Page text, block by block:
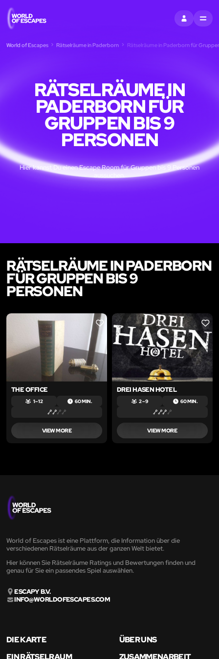
EINTRAGEN
MENU
World of Escapes Rätselräume in Paderborn Rätselräume in Paderborn für
RÄTSELRÄUME IN
PADERBORN FÜR
GRUPPEN BIS 9
PERSONEN
Hier kannst Du einen Escape Room für Gruppen bis 9 Personen
RÄTSELRÄUME IN PADERBORN
FÜR GRUPPEN BIS 9
PERSONEN
LIKE
THE OFFICE
1 – 12 60 MIN.
VIEW MORE
LIKE
DREI HASEN HOTEL
2 – 9 60 MIN.
VIEW MORE
World of Escapes ist eine Plattform, die Information über die
verschiedenen Rätselräume aus der ganzen Welt bietet.
Hier können Sie Rätselräume Ratings und Bewertungen finden und
genau für Sie ein passendes Spiel auswählen.
ESCAPY B.V.
INFO@WORLDOFESCAPES.COM
DIE KARTE
ÜBER UNS
EIN RÄTSELRAUM
ZUSAMMENARBEIT